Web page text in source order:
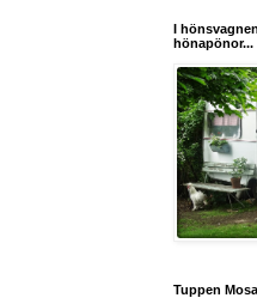
I
hönapönor...
Tuppen